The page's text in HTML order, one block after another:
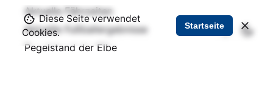
Aktuelle Fährzeiten
Aktuelle Fußballergebnisse
Pegelstand der Elbe
Diese Seite verwendet
Cookies.
Startseite